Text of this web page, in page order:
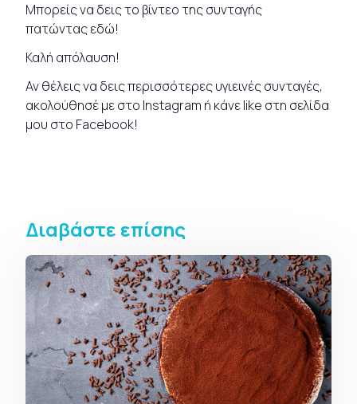
Μπορείς να δεις το βίντεο της συνταγής
πατώνταςεδώ!
Καλή απόλαυση!
Αν θέλεις να δεις περισσότερες υγιεινέςσυνταγές,
ακολούθησέ με στο Instagram ή κάνε like στη σελίδα
μου στο Facebook!
Διαβάστε επίσης